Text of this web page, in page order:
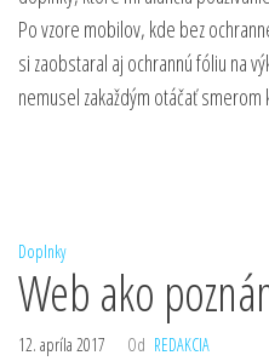
Po vzore mobilov, kde bez
si zaobstaral aj ochrannú fóliu na
nemusel zakaždým otáčať
Doplnky
Web ako
12. apríla 2017 Od REDAKCIA